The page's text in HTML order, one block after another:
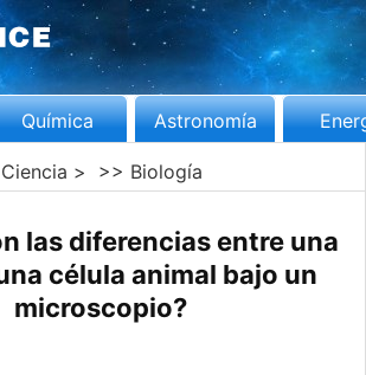
Química Astronomía
Ciencia > >> Biología
las diferencias entre una
célula animal bajo un
microscopio?